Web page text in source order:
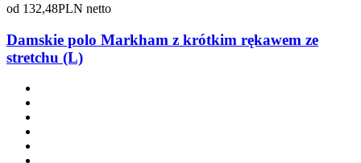
od 132,48PLN netto
Damskie polo Markham z krótkim rękawem ze
stretchu (L)